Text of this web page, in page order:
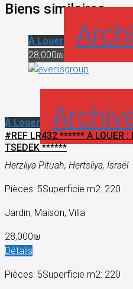
Biens similaires
À Louer
28,000₪
À Louer
#REF LR432 ****** A LOUER :
TSEDEK ******
Herzliya Pituah, Hertsliya, Israël
Pièces: 5Superficie m2: 220
Jardin, Maison, Villa
28,000₪
Détails
Pièces: 5Superficie m2: 220